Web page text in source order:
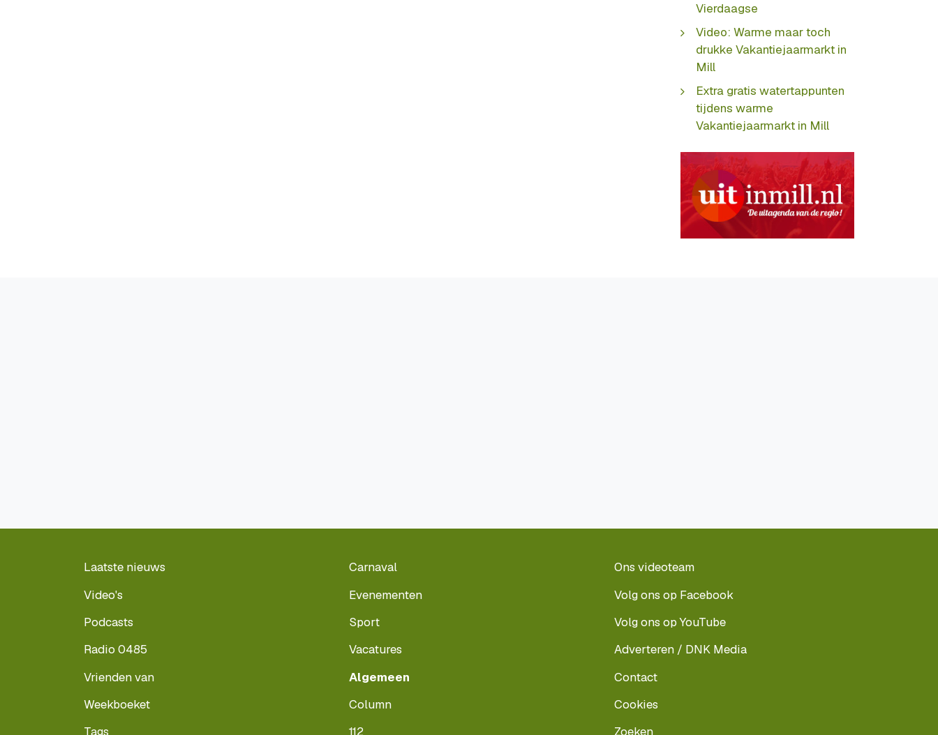
Vierdaagse
Video: Warme maar toch
drukke Vakantiejaarmarkt in
Mill
Extra gratis watertappunten
tijdens warme
Vakantiejaarmarkt in Mill
Laatste nieuws
Video's
Podcasts
Radio 0485
Vrienden van
Weekboeket
Tags
Carnaval
Evenementen
Sport
Vacatures
Algemeen
Column
112
Ons videoteam
Volg ons op Facebook
Volg ons op YouTube
Adverteren / DNK Media
Contact
Cookies
Zoeken